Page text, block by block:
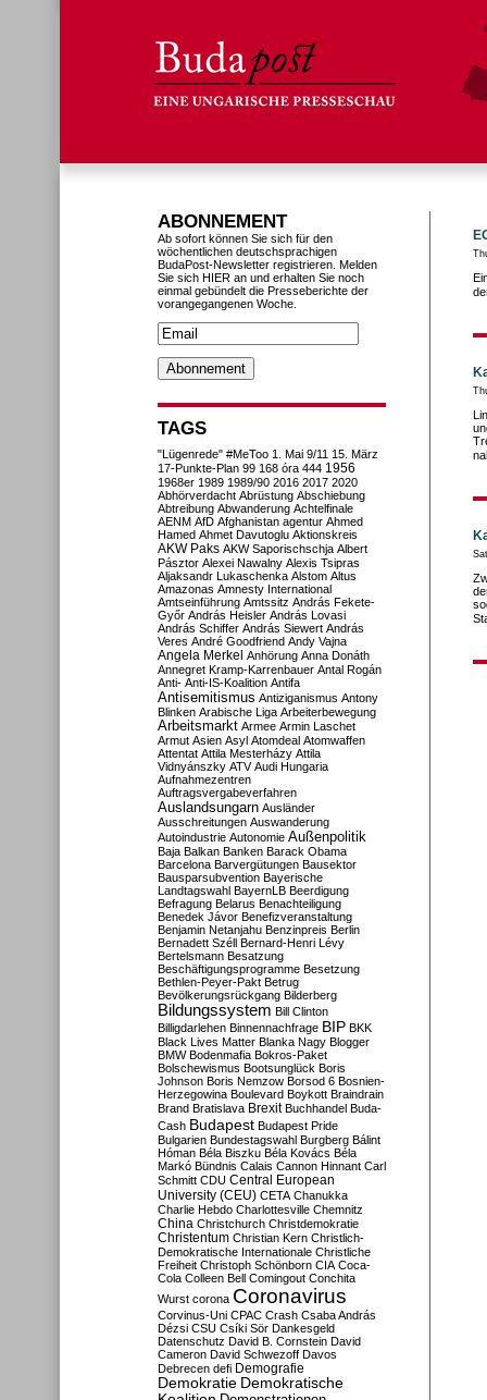
ABONNEMENT
Ab sofort können Sie sich für den
wöchentlichen deutschsprachigen
BudaPost-Newsletter registrieren. Melden
Sie sich HIER an und erhalten Sie noch
einmal gebündelt die Presseberichte der
vorangegangenen Woche.
TAGS
"Lügenrede" #MeToo 1. Mai 9/11 15. März
17-Punkte-Plan 99 168 óra 444 1956
1968er 1989 1989/90 2016 2017 2020
Abhörverdacht Abrüstung Abschiebung
Abtreibung Abwanderung Achtelfinale
AENM AfD Afghanistan agentur Ahmed
Hamed Ahmet Davutoglu Aktionskreis
AKW Paks AKW Saporischschja Albert
Pásztor Alexei Nawalny Alexis Tsipras
Aljaksandr Lukaschenka Alstom Altus
Amazonas Amnesty International
Amtseinführung Amtssitz András Fekete-
Győr András Heisler András Lovasi
András Schiffer András Siewert András
Veres André Goodfriend Andy Vajna
Angela Merkel Anhörung Anna Donáth
Annegret Kramp-Karrenbauer Antal Rogán
Anti- Anti-IS-Koalition Antifa
Antisemitismus Antiziganismus Antony
Blinken Arabische Liga Arbeiterbewegung
Arbeitsmarkt Armee Armin Laschet
Armut Asien Asyl Atomdeal Atomwaffen
Attentat Attila Mesterházy Attila
Vidnyánszky ATV Audi Hungaria
Aufnahmezentren
Auftragsvergabeverfahren
Auslandsungarn Ausländer
Ausschreitungen Auswanderung
Autoindustrie Autonomie Außenpolitik
Baja Balkan Banken Barack Obama
Barcelona Barvergütungen Bausektor
Bausparsubvention Bayerische
Landtagswahl BayernLB Beerdigung
Befragung Belarus Benachteiligung
Benedek Jávor Benefizveranstaltung
Benjamin Netanjahu Benzinpreis Berlin
Bernadett Széll Bernard-Henri Lévy
Bertelsmann Besatzung
Beschäftigungsprogramme Besetzung
Bethlen-Peyer-Pakt Betrug
Bevölkerungsrückgang Bilderberg
Bildungssystem Bill Clinton
Billigdarlehen Binnennachfrage BIP BKK
Black Lives Matter Blanka Nagy Blogger
BMW Bodenmafia Bokros-Paket
Bolschewismus Bootsunglück Boris
Johnson Boris Nemzow Borsod 6 Bosnien-
Herzegowina Boulevard Boykott Braindrain
Brand Bratislava Brexit Buchhandel Buda-
Cash Budapest Budapest Pride
Bulgarien Bundestagswahl Burgberg Bálint
Hóman Béla Biszku Béla Kovács Béla
Markó Bündnis Calais Cannon Hinnant Carl
Schmitt CDU Central European
University (CEU) CETA Chanukka
Charlie Hebdo Charlottesville Chemnitz
China Christchurch Christdemokratie
Christentum Christian Kern Christlich-
Demokratische Internationale Christliche
Freiheit Christoph Schönborn CIA Coca-
Cola Colleen Bell Comingout Conchita
Wurst corona Coronavirus
Corvinus-Uni CPAC Crash Csaba András
Dézsi CSU Csíki Sör Dankesgeld
Datenschutz David B. Cornstein David
Cameron David Schwezoff Davos
Debrecen defi Demografie
Demokratie Demokratische